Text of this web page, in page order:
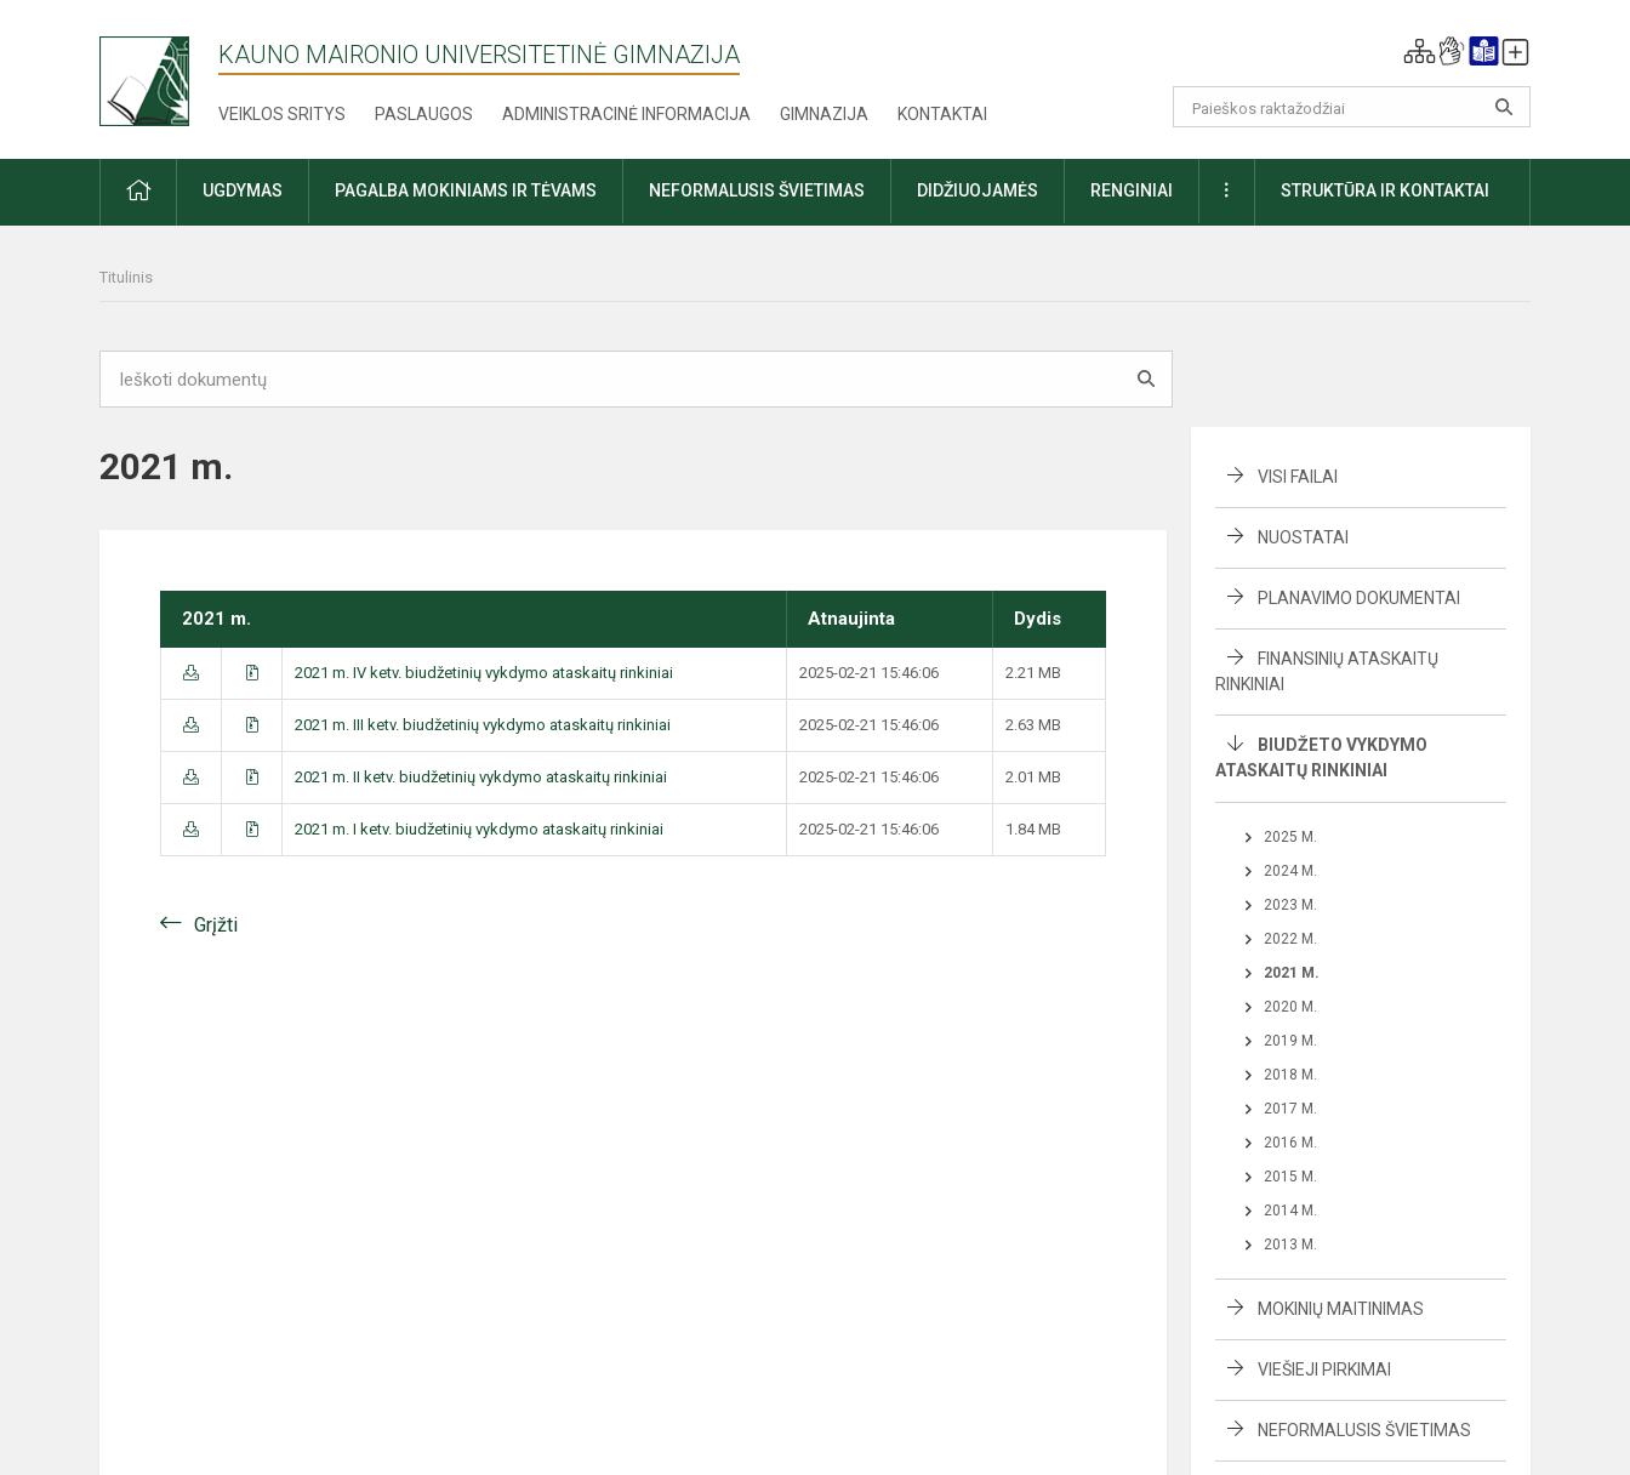
KAUNO MAIRONIO UNIVERSITETINĖ GIMNAZIJA
VEIKLOS SRITYS PASLAUGOS ADMINISTRACINĖ INFORMACIJA GIMNAZIJA KONTAKTAI
PRADŽIAUGDYMAS PAGALBA MOKINIAMS IR TĖVAMS NEFORMALUSIS ŠVIETIMAS DIDŽIUOJAMĖS RENGINIAI DAUGIAUSTRUKTŪRA IR KONTAKTAI
Titulinis
2021 m.
2021 m. Atnaujinta Dydis
2021 m. IV ketv. biudžetinių vykdymo ataskaitų rinkiniai 2025-02-21 15:46:06 2.21 MB
2021 m. III ketv. biudžetinių vykdymo ataskaitų rinkiniai 2025-02-21 15:46:06 2.63 MB
2021 m. II ketv. biudžetinių vykdymo ataskaitų rinkiniai 2025-02-21 15:46:06 2.01 MB
2021 m. I ketv. biudžetinių vykdymo ataskaitų rinkiniai 2025-02-21 15:46:06 1.84 MB
Grįžti
VISI FAILAI
NUOSTATAI
PLANAVIMO DOKUMENTAI
FINANSINIŲ ATASKAITŲ
RINKINIAI
BIUDŽETO VYKDYMO
ATASKAITŲ RINKINIAI
2025 M.
2024 M.
2023 M.
2022 M.
2021 M.
2020 M.
2019 M.
2018 M.
2017 M.
2016 M.
2015 M.
2014 M.
2013 M.
MOKINIŲ MAITINIMAS
VIEŠIEJI PIRKIMAI
NEFORMALUSIS ŠVIETIMAS